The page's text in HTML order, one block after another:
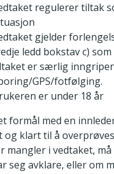
regulerer tiltak
gjelder
ledd bokstav c)
er særlig
GPS/fotfølging.
er under 18 år
formål med en
og klart til å
mangler i vedtaket,
seg avklare, eller om